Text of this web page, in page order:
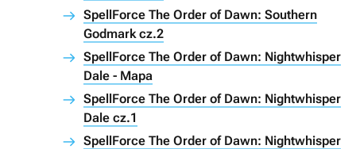
SpellForce The Order of Dawn: Southern
Godmark cz.2
SpellForce The Order of Dawn: Nightwhisper
Dale - Mapa
SpellForce The Order of Dawn: Nightwhisper
Dale cz.1
SpellForce The Order of Dawn: Nightwhisper